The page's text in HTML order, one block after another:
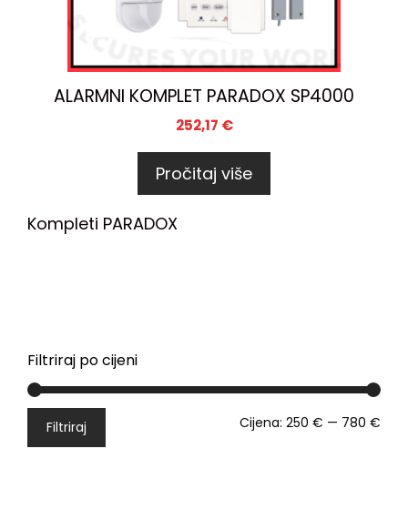
ALARMNI KOMPLET PARADOX SP4000
252,17 €
Pročitaj više
Kompleti PARADOX
Filtriraj po cijeni
Filtriraj Cijena: 250 € — 780 €